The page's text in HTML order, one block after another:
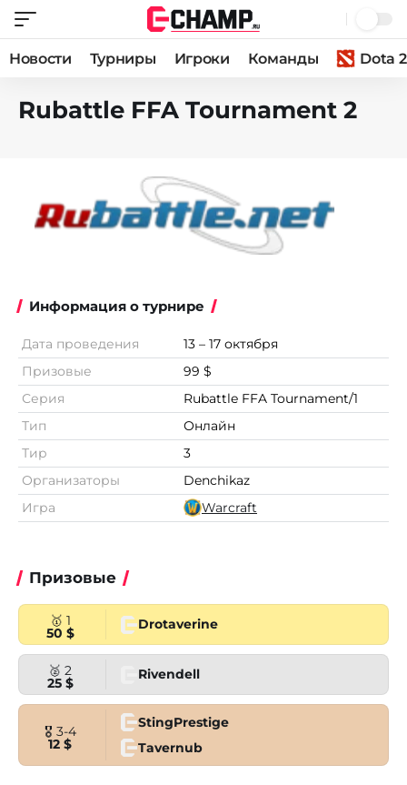
Новости Турниры Игроки Команды Dota 2
Rubattle FFA Tournament 2
Информация о турнире
Дата проведения
13 – 17 октября
Призовые
99 $
Серия
Rubattle FFA Tournament/1
Тип
Онлайн
Тир
3
Организаторы
Denchikaz
Игра
Warcraft
Призовые
🥇 1
50 $
Drotaverine
🥈 2
25 $
Rivendell
🎖 3-4
12 $
StingPrestige
Tavernub